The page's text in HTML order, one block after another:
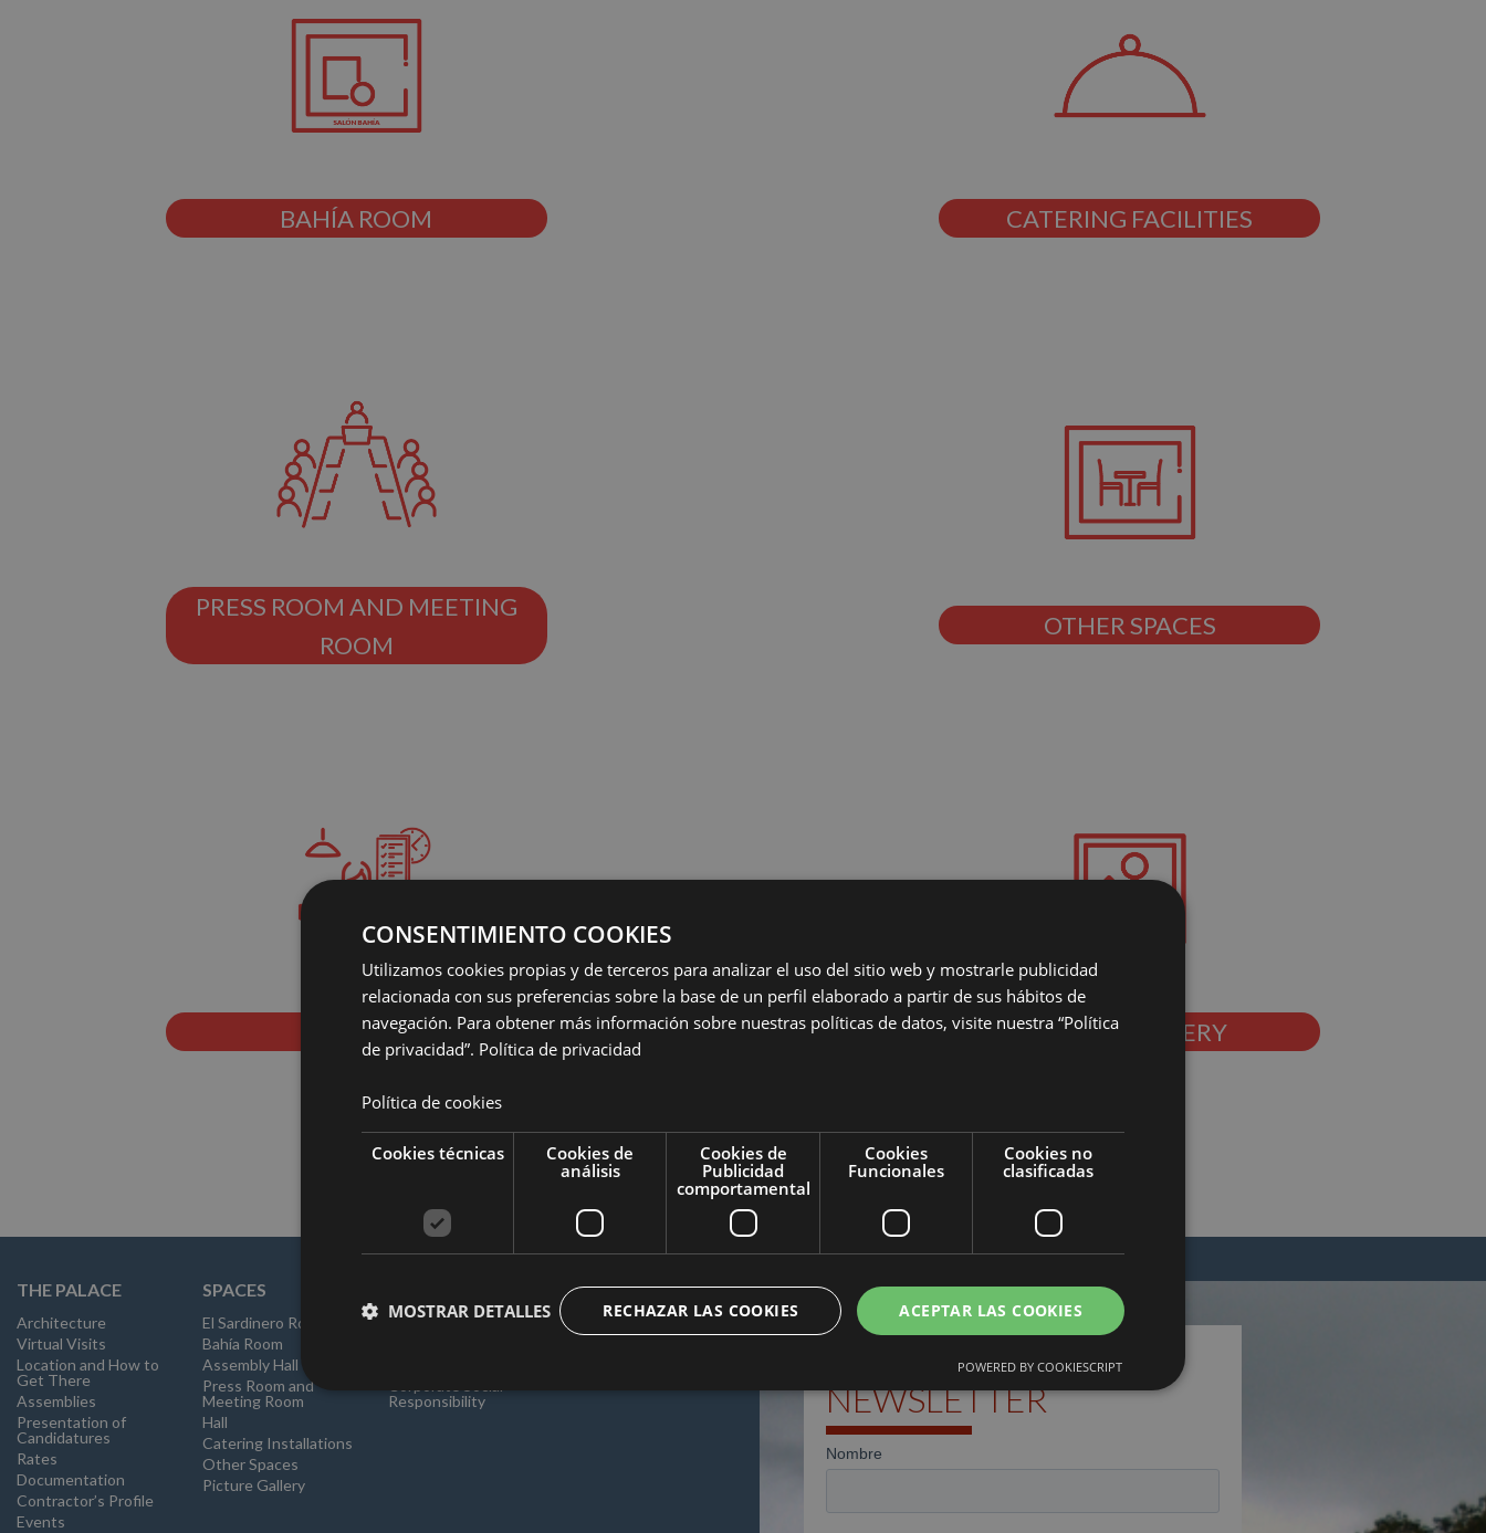
BAHÍA ROOM CATERING FACILITIES
PRESS ROOM AND MEETING
ROOM
OTHER SPACES
HALL PHOTO GALLERY
THE PALACE
Architecture
Virtual Visits
Location and How to
Get There
Assemblies
Presentation of
Candidatures
Rates
Documentation
Contractor’s Profile
Events
SPACES
El Sardinero Room
Bahía Room
Assembly Hall
Press Room and
Meeting Room
Hall
Catering Installations
Other Spaces
Picture Gallery
Good Practices
Corporate Social
Responsibility
TODAY
News
SUSCRÍBETE A NUESTRA
NEWSLETTER
CONSENTIMIENTO COOKIES
Utilizamos cookies propias y de terceros para analizar el uso del sitio web y mostrarle publicidad
relacionada con sus preferencias sobre la base de un perfil elaborado a partir de sus hábitos de
navegación. Para obtener más información sobre nuestras políticas de datos, visite nuestra “Política
de privacidad”. Política de privacidad
Política de cookies
Cookies técnicas
Cookies de
análisis
Cookies de
Publicidad
comportamental
Cookies
Funcionales
Cookies no
clasificadas
ACEPTAR LAS COOKIES
RECHAZAR LAS COOKIES
MOSTRAR DETALLES
POWERED BY COOKIESCRIPT